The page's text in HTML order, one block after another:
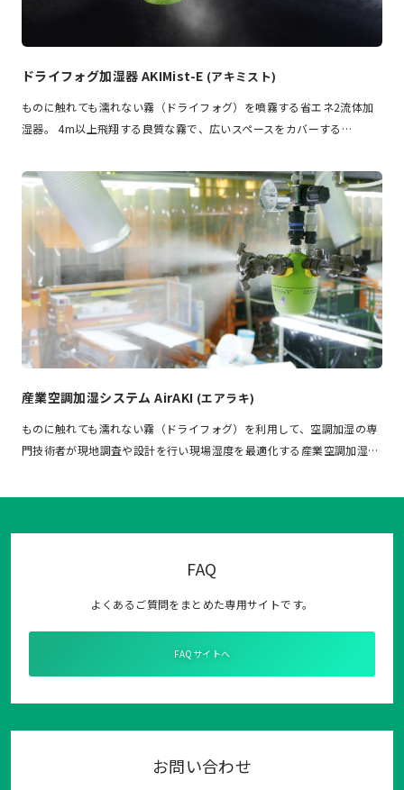
ドライフォグ加湿器 AKIMist-E (アキミスト)
ものに触れても濡れない霧（ドライフォグ）を噴霧する省エネ2流体加
湿器。 4m以上飛翔する良質な霧で、広いスペースをカバーする…
産業空調加湿システム AirAKI (エアラキ)
ものに触れても濡れない霧（ドライフォグ）を利用して、空調加湿の専
門技術者が現地調査や設計を行い現場湿度を最適化する産業空調加湿…
FAQ
よくあるご質問をまとめた専用サイトです。
FAQサイトへ
お問い合わせ